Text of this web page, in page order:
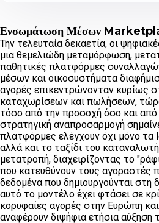
Ενσωμάτωση Μέσων
Την τελευταία δεκαετία, οι
μια θεμελιώδη μεταμόρφωση,
παθητικές πλατφόρμες
μέσων και οικοσυστήματα
αγορές επικεντρώνονταν κυρίως
καταχωρίσεων και πωλήσεων,
τόσο από την προσοχή όσο και από
στρατηγική αναπροσαρμογή
πλατφόρμες ελέγχουν όχι μόνο
αλλά και το ταξίδι του
μετατροπή, διαχειρίζοντας το
που κατευθύνουν τους αγοραστές
δεδομένα που δημιουργούνται στη
αυτό το μοντέλο έχει φτάσει σε
κορυφαίες αγορές στην Ευρώπη
αναφέρουν διψήφια ετήσια